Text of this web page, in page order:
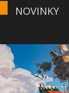
NOVINKY